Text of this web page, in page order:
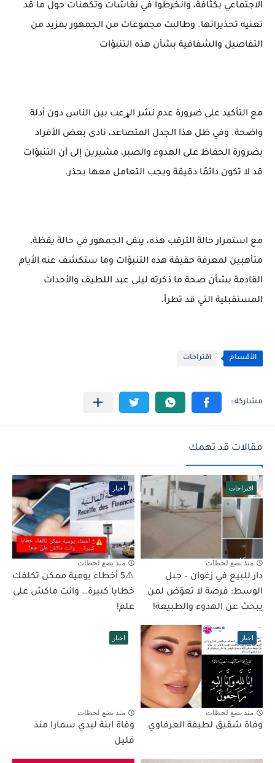
الاجتماعي بكثافة، وانخرطوا في نقاشات وتكهنات حول ما قد
تعنيه تحذيراتها. وطالبت مجموعات من الجمهور بمزيد من
التفاصيل والشفافية بشأن هذه التنبؤات
مع التأكيد على ضرورة عدم نشر الړعب بين الناس دون أدلة
واضحة. وفي ظل هذا الجدل المتصاعد، نادى بعض الأفراد
بضرورة الحفاظ على الهدوء والصبر، مشيرين إلى أن التنبؤات
قد لا تكون دائمًا دقيقة ويجب التعامل معها بحذر.
مع استمرار حالة الترقب هذه، يبقى الجمهور في حالة يقظة،
متأهبين لمعرفة حقيقة هذه التنبؤات وما ستكشف عنه الأيام
القادمة بشأن صحة ما ذكرته ليلى عبد اللطيف والأحداث
المستقبلية التي قد تطرأ.
الأقسام اقتراحات
مقالات قد تهمك
اقتراحات
منذ بضع لحظات
دار للبيع في زغوان – جبل
الوسط: فرصة لا تعوّض لمن
يبحث عن الهدوء والطبيعة!
اخبار
منذ بضع لحظات
⚠️5 أخطاء يومية ممكن تكلفك
خطايا كبيرة… وانت ماكش على
علم!
اخبار
منذ بضع لحظات
وفاة شقيق لطيفة العرفاوي
اخبار
منذ بضع لحظات
وفاة ابنة ليدي سمارا منذ
قليل